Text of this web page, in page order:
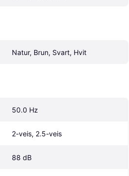
Natur, Brun, Svart, Hvit
50.0 Hz
2-veis, 2.5-veis
88 dB